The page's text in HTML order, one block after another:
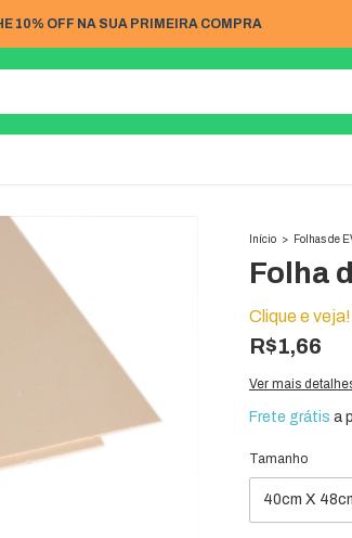
10% OFF NA SUA PRIMEIRA COMPRA
Início > Folhas de
Folha
Clique e veja!
R$1,66
Ver mais
Frete grátis a
Tamanho